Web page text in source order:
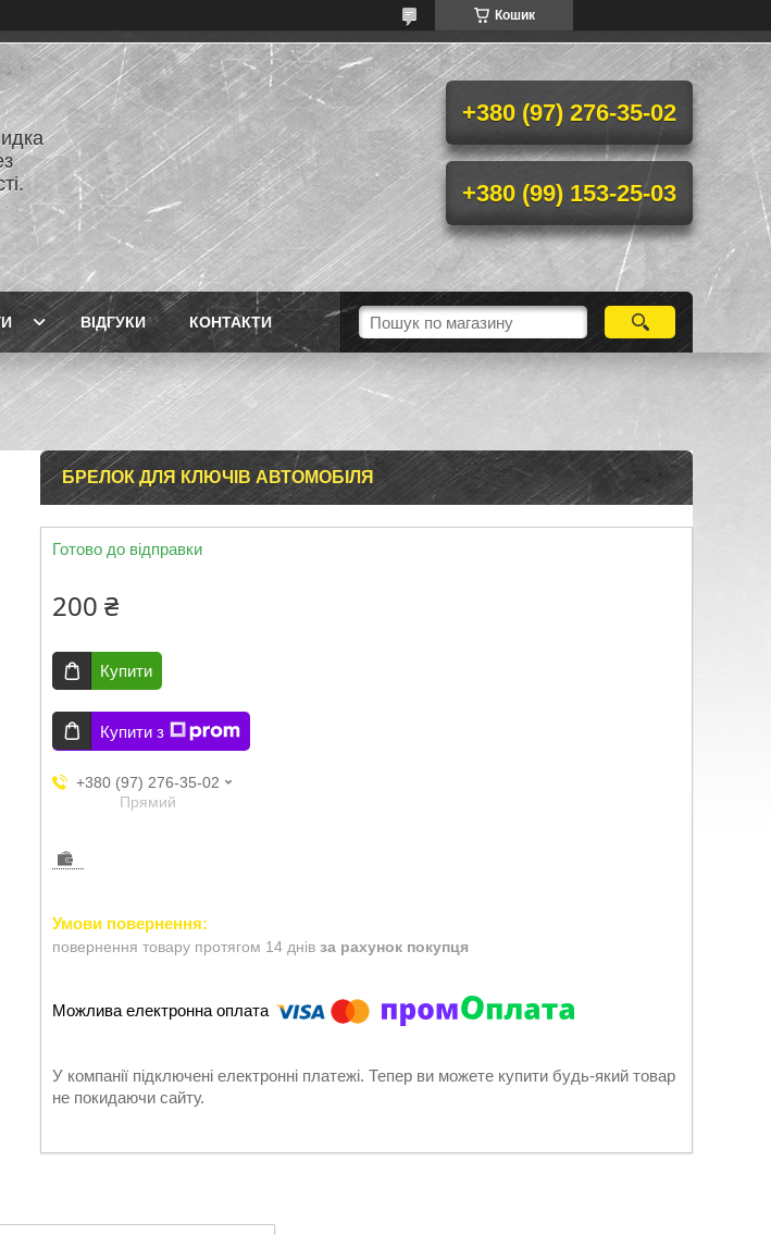
Кошик
+380 (97) 276-35-02
+380 (99) 153-25-03
ВІДГУКИ КОНТАКТИ
БРЕЛОК ДЛЯ КЛЮЧІВ АВТОМОБІЛЯ
Готово до відправки
200 ₴
Купити
Купити з
+380 (97) 276-35-02
Прямий
повернення товару протягом 14 днів за рахунок покупця
У компанії підключені електронні платежі. Тепер ви можете купити будь-який товар
не покидаючи сайту.